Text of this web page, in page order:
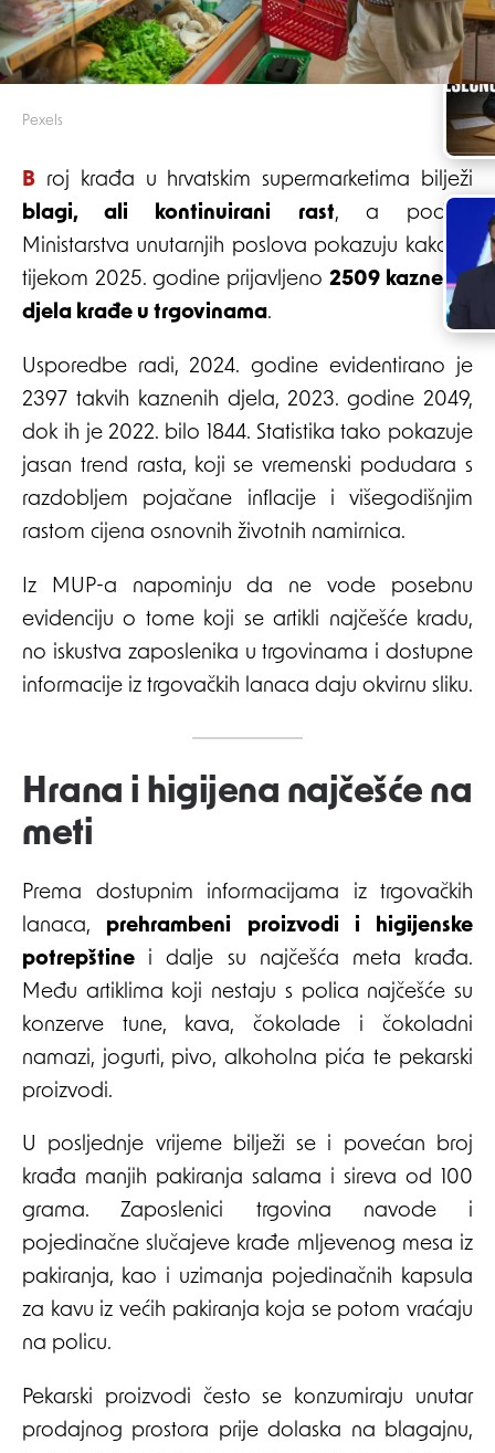
Pexels
Broj krađa u hrvatskim supermarketima bilježi
blagi, ali kontinuirani rast, a podaci
Ministarstva unutarnjih poslova pokazuju kako je
tijekom 2025. godine prijavljeno 2509 kaznenih
djela krađe u trgovinama.
Usporedbe radi, 2024. godine evidentirano je
2397 takvih kaznenih djela, 2023. godine 2049,
dok ih je 2022. bilo 1844. Statistika tako pokazuje
jasan trend rasta, koji se vremenski podudara s
razdobljem pojačane inflacije i višegodišnjim
rastom cijena osnovnih životnih namirnica.
Iz MUP-a napominju da ne vode posebnu
evidenciju o tome koji se artikli najčešće kradu,
no iskustva zaposlenika u trgovinama i dostupne
informacije iz trgovačkih lanaca daju okvirnu sliku.
Hrana i higijena najčešće na
meti
Prema dostupnim informacijama iz trgovačkih
lanaca, prehrambeni proizvodi i higijenske
potrepštine i dalje su najčešća meta krađa.
Među artiklima koji nestaju s polica najčešće su
konzerve tune, kava, čokolade i čokoladni
namazi, jogurti, pivo, alkoholna pića te pekarski
proizvodi.
U posljednje vrijeme bilježi se i povećan broj
krađa manjih pakiranja salama i sireva od 100
grama. Zaposlenici trgovina navode i
pojedinačne slučajeve krađe mljevenog mesa iz
pakiranja, kao i uzimanja pojedinačnih kapsula
za kavu iz većih pakiranja koja se potom vraćaju
na policu.
Pekarski proizvodi često se konzumiraju unutar
prodajnog prostora prije dolaska na blagajnu,